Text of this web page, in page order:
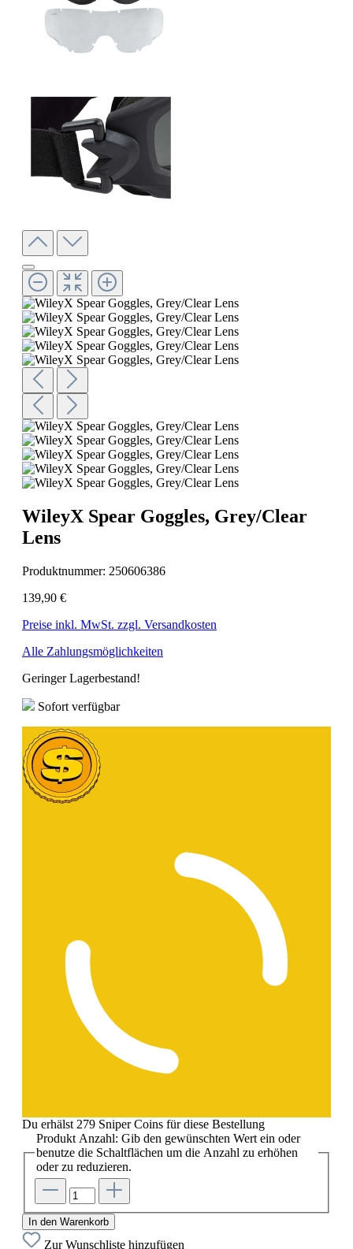
WileyX Spear Goggles, Grey/Clear
Lens
Produktnummer: 250606386
139,90 €
Preise inkl. MwSt. zzgl. Versandkosten
Alle Zahlungsmöglichkeiten
Geringer Lagerbestand!
Sofort verfügbar
Du erhälst 279 Sniper Coins für diese Bestellung
Produkt Anzahl: Gib den gewünschten Wert ein oder
benutze die Schaltflächen um die Anzahl zu erhöhen
oder zu reduzieren.
In den Warenkorb
Zur Wunschliste hinzufügen